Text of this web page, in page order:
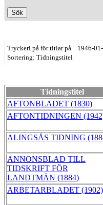
Tryckeri på för titlar på 1946-
Sortering: Tidningstitel
Tidningstitel
AFTONBLADET (1830)
AFTONTIDNINGEN
ALINGSÅS TIDNING
ANNONSBLAD TILL
TIDSKRIFT FÖR
LANDTMÄN (1884)
ARBETARBLADET (1902)